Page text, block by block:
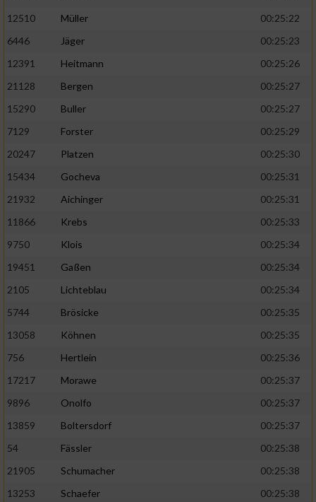
12510
Müller
00:25:22
6446
Jäger
00:25:23
12391
Heitmann
00:25:26
21128
Bergen
00:25:27
15290
Buller
00:25:27
7129
Forster
00:25:29
20247
Platzen
00:25:30
15434
Gocheva
00:25:31
21932
Aichinger
00:25:31
11866
Krebs
00:25:33
9750
Klois
00:25:34
19451
Gaßen
00:25:34
2105
Lichteblau
00:25:34
5744
Brösicke
00:25:35
13058
Köhnen
00:25:35
756
Hertlein
00:25:36
17217
Morawe
00:25:37
9896
Onolfo
00:25:37
13859
Boltersdorf
00:25:37
54
Fässler
00:25:38
21905
Schumacher
00:25:38
13253
Schaefer
00:25:38